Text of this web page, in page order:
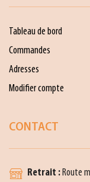
Tableau de bord
Commandes
Adresses
Modifier compte
CONTACT
Retrait : Route